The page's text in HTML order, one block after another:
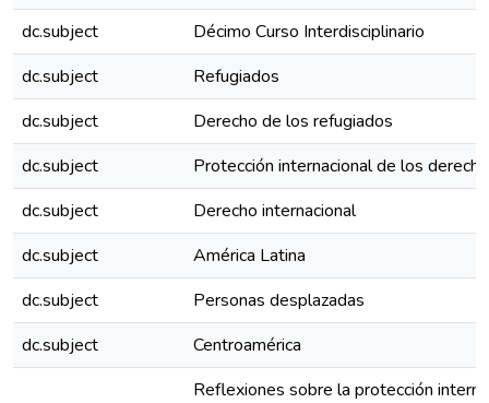
dc.subject
Décimo Curso Interdisciplinario
dc.subject
Refugiados
dc.subject
Derecho de los refugiados
dc.subject
Protección internacional de los
dc.subject
Derecho internacional
dc.subject
América Latina
dc.subject
Personas desplazadas
dc.subject
Centroamérica
Reflexiones sobre la protección